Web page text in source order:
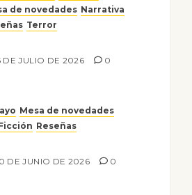
de novedades Narrativa
Terror
DE JULIO DE 2026 0
Mesa de novedades
Reseñas
DE JUNIO DE 2026 0